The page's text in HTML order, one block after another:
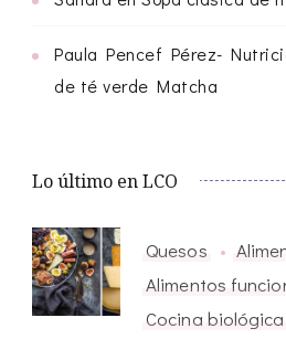
Paula Pencef Pérez-
de té verde Matcha
Lo último en LCO
Quesos
Alimentos
Cocina